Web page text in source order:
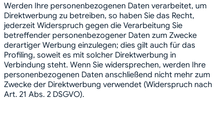
Werden Ihre personenbezogenen Daten verarbeitet, um
Direktwerbung zu betreiben, so haben Sie das Recht,
jederzeit Widerspruch gegen die Verarbeitung Sie
betreffender personenbezogener Daten zum Zwecke
derartiger Werbung einzulegen; dies gilt auch für das
Profiling, soweit es mit solcher Direktwerbung in
Verbindung steht. Wenn Sie widersprechen, werden Ihre
personenbezogenen Daten anschließend nicht mehr zum
Zwecke der Direktwerbung verwendet (Widerspruch nach
Art. 21 Abs. 2 DSGVO).